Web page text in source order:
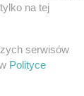
na tej
serwisów
Polityce